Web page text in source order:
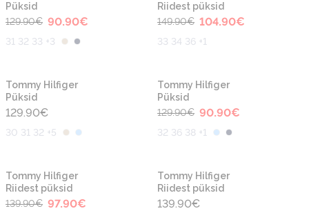
Püksid
129.90€ 90.90€
31 32 33 +3
Riidest püksid
149.90€ 104.90€
33 34 36 +1
Tommy Hilfiger
Püksid
129.90€
30 31 32 +5
-30%
Tommy Hilfiger
Püksid
129.90€ 90.90€
32 36 38 +1
-30%
Tommy Hilfiger
Riidest püksid
139.90€ 97.90€
Tommy Hilfiger
Riidest püksid
139.90€